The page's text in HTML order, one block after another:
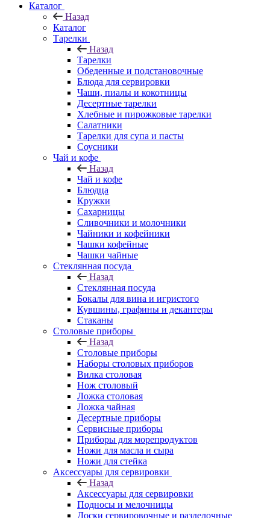
Каталог
Назад
Каталог
Тарелки
Назад
Тарелки
Обеденные и подстановочные
Блюда для сервировки
Чаши, пиалы и кокотницы
Десертные тарелки
Хлебные и пирожковые тарелки
Салатники
Тарелки для супа и пасты
Соусники
Чай и кофе
Назад
Чай и кофе
Блюдца
Кружки
Сахарницы
Сливочники и молочники
Чайники и кофейники
Чашки кофейные
Чашки чайные
Стеклянная посуда
Назад
Стеклянная посуда
Бокалы для вина и игристого
Кувшины, графины и декантеры
Стаканы
Столовые приборы
Назад
Столовые приборы
Наборы столовых приборов
Вилка столовая
Нож столовый
Ложка столовая
Ложка чайная
Десертные приборы
Сервисные приборы
Приборы для морепродуктов
Ножи для масла и сыра
Ножи для стейка
Аксессуары для сервировки
Назад
Аксессуары для сервировки
Подносы и мелочницы
Доски сервировочные и разделочные